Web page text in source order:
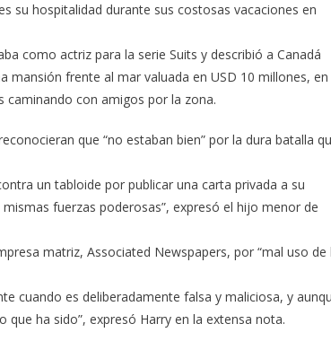
su hospitalidad durante sus costosas vacaciones en
como actriz para la serie Suits y describió a Canadá
frente al mar valuada en USD 10 millones, en
caminando con amigos por la zona.
que “no estaban bien” por la dura batalla
un tabloide por publicar una carta privada a su
fuerzas poderosas”, expresó el hijo menor de
matriz, Associated Newspapers, por “mal uso de
cuando es deliberadamente falsa y maliciosa, y
ha sido”, expresó Harry en la extensa nota.